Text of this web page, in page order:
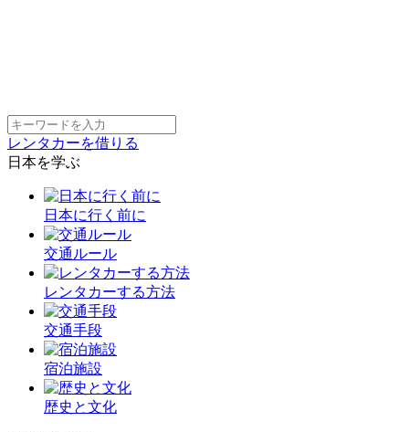
レンタカーを借りる
日本を学ぶ
日本に行く前に
交通ルール
レンタカーする方法
交通手段
宿泊施設
歴史と文化